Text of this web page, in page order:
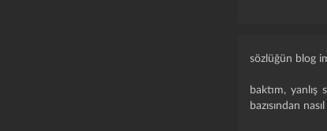
sözlüğün blog
baktım, yanlış
bazısından